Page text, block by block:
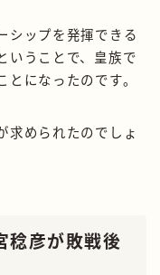
シップを発揮できる
いうことで、皇族で
になったのです。
求められたのでしょ
稔彦が敗戦後